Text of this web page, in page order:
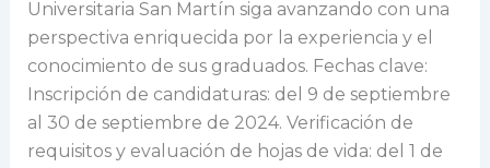
Universitaria San Martín siga avanzando con una
perspectiva enriquecida por la experiencia y el
conocimiento de sus graduados. Fechas clave:
Inscripción de candidaturas: del 9 de septiembre
al 30 de septiembre de 2024. Verificación de
requisitos y evaluación de hojas de vida: del 1 de